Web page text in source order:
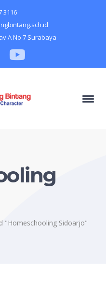
3116
A No 7 Surabaya
Youtube
"Homeschooling Sidoarjo"